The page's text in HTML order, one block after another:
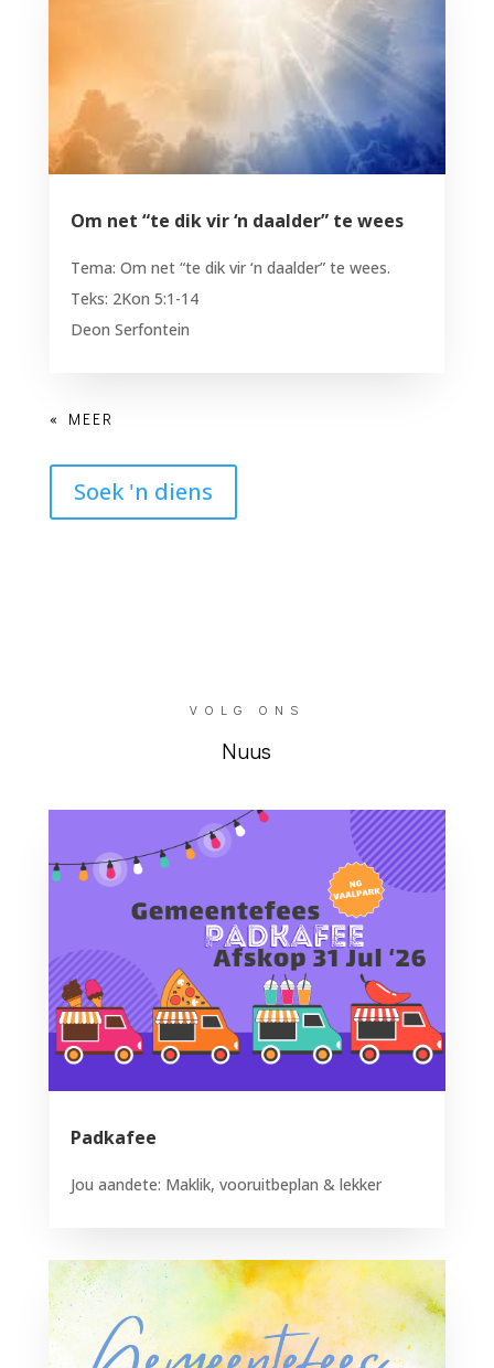
Om net “te dik vir ‘n daalder” te wees
Tema: Om net “te dik vir ‘n daalder” te wees.
Teks: 2Kon 5:1-14
Deon Serfontein
Soek 'n diens
VOLG ONS
Nuus
Padkafee
Jou aandete: Maklik, vooruitbeplan & lekker